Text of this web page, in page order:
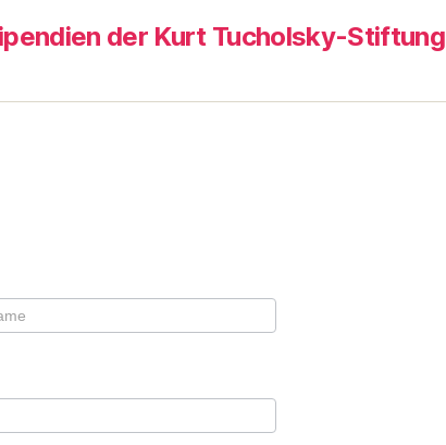
der Kurt Tucholsky-Stiftung